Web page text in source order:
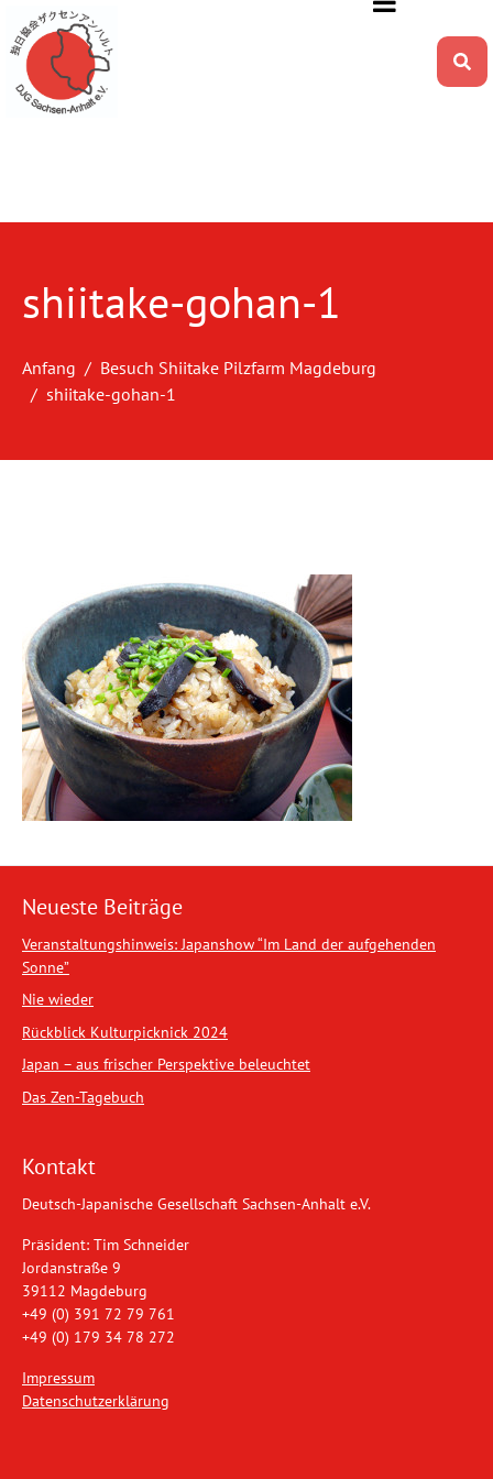
shiitake-gohan-1
Anfang
Besuch Shiitake Pilzfarm Magdeburg
shiitake-gohan-1
Neueste Beiträge
Veranstaltungshinweis: Japanshow “Im Land der aufgehenden
Sonne”
Nie wieder
Rückblick Kulturpicknick 2024
Japan – aus frischer Perspektive beleuchtet
Das Zen-Tagebuch
Kontakt
Deutsch-Japanische Gesellschaft Sachsen-Anhalt e.V.
Präsident: Tim Schneider
Jordanstraße 9
39112 Magdeburg
+49 (0) 391 72 79 761
+49 (0) 179 34 78 272
Impressum
Datenschutzerklärung